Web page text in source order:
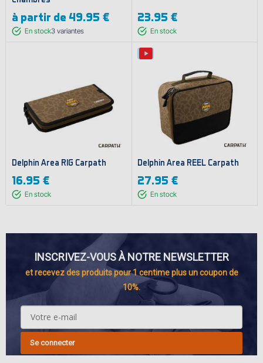
à partir de 49.95 €
En stock3 variantes
23.95 €
En stock
Delphin Area RIG Carpath
16.95 €
En stock
Delphin Area REEL Carpath
27.95 €
En stock
INSCRIVEZ-VOUS À NOTRE NEWSLETTER
et recevez des produits pour 1 centime plus un coupon de
10%.
Se connecter